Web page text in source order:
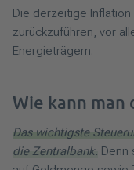
Die derzeitige
zurückzuführen, vor
Energieträgern.
Wie kann man
Das wichtigste
die Zentralbank. Denn